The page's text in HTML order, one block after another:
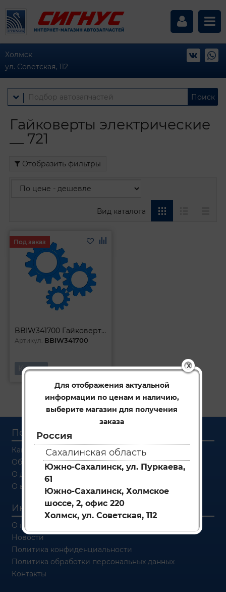
X
Для отображения актуальной
информации по ценам и наличию,
выберите магазин для получения
заказа
Россия
Сахалинская область
Южно-Сахалинск, ул. Пуркаева,
61
Южно-Сахалинск, Холмское
шоссе, 2, офис 220
Холмск, ул. Советская, 112
Холмск
ул. Советская, 112
Поиск
Гайковерты электрические
__ 721
Отобразить фильтры
Вид каталога
BBIW341700 Гайковерт ударный аккумуляторный бесщеточный 3/4DR 21В 1700 Нм
Артикул: BBIW341700
Под заказ
Купить
Первая 1 Последняя
Покупателям
Как заказать
Об оплате
О доставке
О возврате
Информация
О компании
Новости
Политика конфиденциальности
Политика обработки персональных данных
Контакты